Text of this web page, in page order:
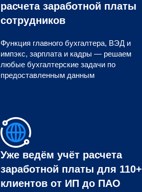
расчета заработной платы
сотрудников
Функция главного бухгалтера, ВЭД и
импэкс, зарплата и кадры — решаем
любые бухгалтерские задачи по
предоставленным данным
Уже ведём учёт расчета
заработной платы для 110+
клиентов от ИП до ПАО